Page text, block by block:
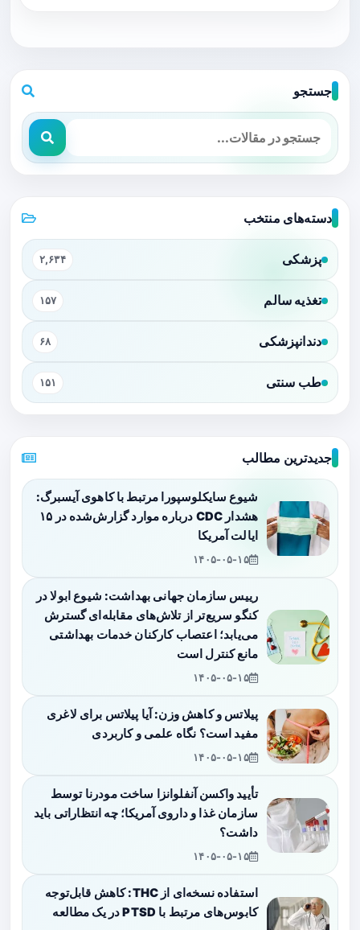
جستجو
دسته‌های منتخب
پزشکی ۲,۶۳۴
تغذیه سالم ۱۵۷
دندانپزشکی ۶۸
طب سنتی ۱۵۱
جدیدترین مطالب
شیوع سایکلوسپورا مرتبط با کاهوی آیسبرگ:
هشدار CDC درباره موارد گزارش‌شده در ۱۵
ایالت آمریکا
۱۴۰۵-۰۵-۱۵
رییس سازمان جهانی بهداشت: شیوع ابولا در
کنگو سریع‌تر از تلاش‌های مقابله‌ای گسترش
می‌یابد؛ اعتصاب کارکنان خدمات بهداشتی
مانع کنترل است
۱۴۰۵-۰۵-۱۵
پیلاتس و کاهش وزن: آیا پیلاتس برای لاغری
مفید است؟ نگاه علمی و کاربردی
۱۴۰۵-۰۵-۱۵
تأیید واکسن آنفلوانزا ساخت مودرنا توسط
سازمان غذا و داروی آمریکا؛ چه انتظاراتی باید
داشت؟
۱۴۰۵-۰۵-۱۵
استفاده نسخه‌ای از THC: کاهش قابل‌توجه
کابوس‌های مرتبط با PTSD در یک مطالعه